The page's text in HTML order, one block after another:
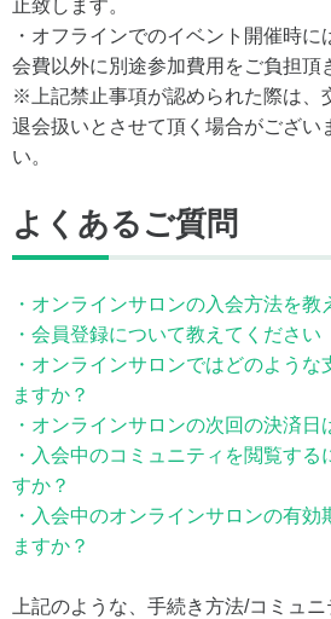
止致します。
・オフラインでのイベント開催時
会費以外に別途参加費用をご負担頂
※上記禁止事項が認められた際は、
退会扱いとさせて頂く場合がござい
い。
よくあるご質問
・オンラインサロンの入会方法を教
・会員登録について教えてください
・オンラインサロンではどのような
ますか？
・オンラインサロンの次回の決済日
・入会中のコミュニティを閲覧す
すか？
・入会中のオンラインサロンの有効
ますか？
上記のような、手続き方法/コミュ